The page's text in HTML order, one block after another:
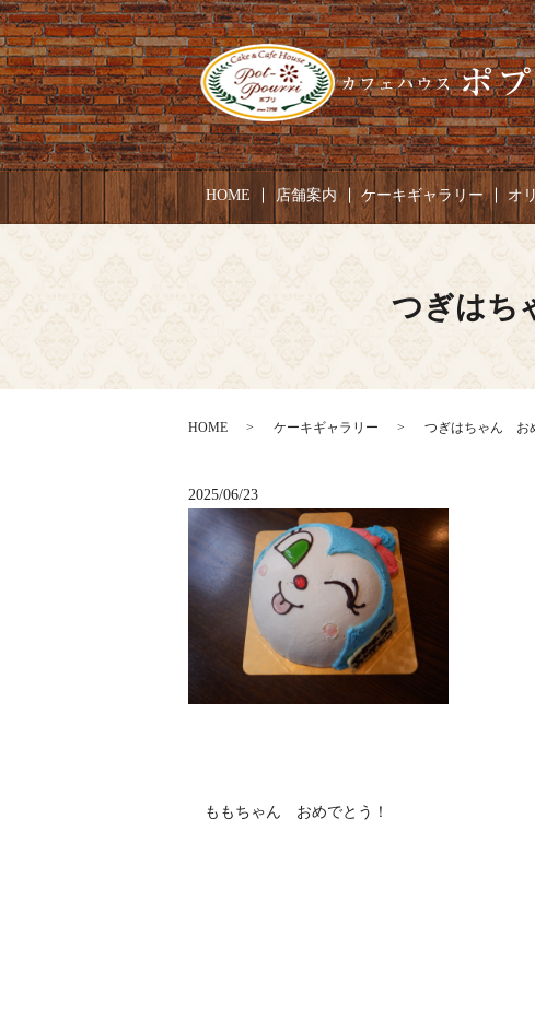
HOME 店舗案内 ケーキギャラリー オ
つぎはち
HOME ケーキギャラリー つぎはちゃん お
2025/06/23
ももちゃん おめでとう！